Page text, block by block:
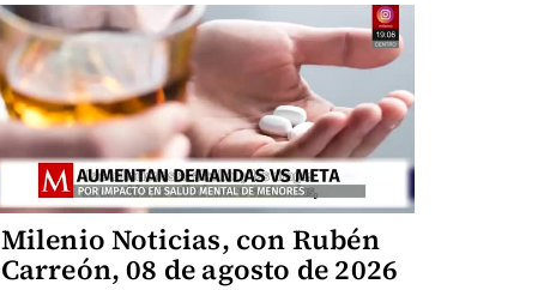
Milenio Noticias, con Rubén
Carreón, 08 de agosto de 2026